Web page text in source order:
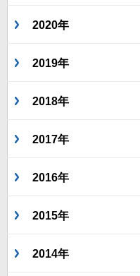
2020年
2019年
2018年
2017年
2016年
2015年
2014年